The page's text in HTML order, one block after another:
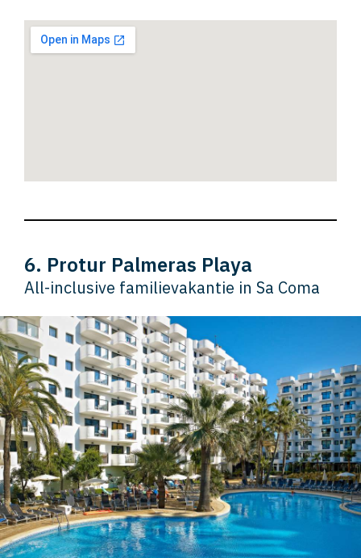
6. Protur Palmeras Playa
All-inclusive familievakantie in Sa Coma